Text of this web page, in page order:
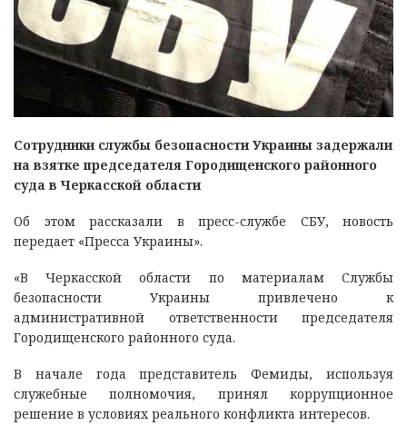
Сотрудники службы безопасности Украины задержали
на взятке председателя Городищенского районного
суда в Черкасской области
Об этом рассказали в пресс-службе СБУ, новость
передает «Пресса Украины».
«В Черкасской области по материалам Службы
безопасности Украины привлечено к
административной ответственности председателя
Городищенского районного суда.
В начале года представитель Фемиды, используя
служебные полномочия, принял коррупционное
решение в условиях реального конфликта интересов.